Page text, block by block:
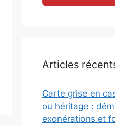
Articles
Carte grise en
ou héritage :
exonérations et